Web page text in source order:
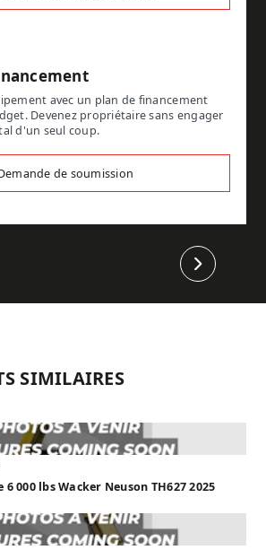
avec un plan de financement
Devenez propriétaire sans engager
d'un seul coup.
de soumission
Suivant
SIMILAIRES
000 lbs Wacker Neuson TH627 2025